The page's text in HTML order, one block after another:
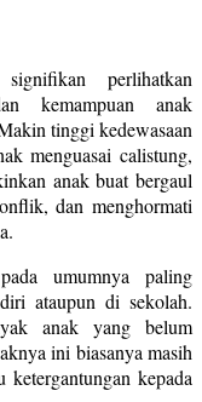
perlihatkan
kemampuan anak
tinggi kedewasaan
menguasai calistung,
anak buat bergaul
dan menghormati
umumnya paling
ataupun di sekolah.
anak yang belum
ini biasanya masih
kepada